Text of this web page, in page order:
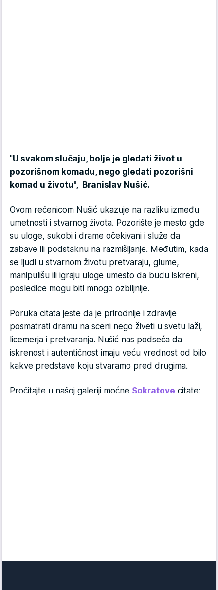
"U svakom slučaju, bolje je gledati život u
pozorišnom komadu, nego gledati pozorišni
komad u životu", Branislav Nušić.
Ovom rečenicom Nušić ukazuje na razliku između
umetnosti i stvarnog života. Pozorište je mesto gde
su uloge, sukobi i drame očekivani i služe da
zabave ili podstaknu na razmišljanje. Međutim, kada
se ljudi u stvarnom životu pretvaraju, glume,
manipulišu ili igraju uloge umesto da budu iskreni,
posledice mogu biti mnogo ozbiljnije.
Poruka citata jeste da je prirodnije i zdravije
posmatrati dramu na sceni nego živeti u svetu laži,
licemerja i pretvaranja. Nušić nas podseća da
iskrenost i autentičnost imaju veću vrednost od bilo
kakve predstave koju stvaramo pred drugima.
Pročitajte u našoj galeriji moćne Sokratove citate: